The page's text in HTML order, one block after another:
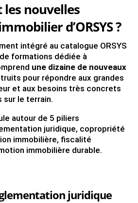
les nouvelles
d’ORSYS ?
intégré au catalogue ORSYS
formations dédiée à
une dizaine de nouveaux
pour répondre aux grandes
et aux besoins très concrets
sur le terrain.
autour de 5 piliers
juridique, copropriété
immobilière, fiscalité
immobilière durable.
juridique